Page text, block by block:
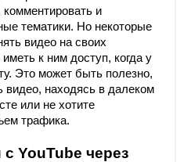
комментировать и
тематики. Но некоторые
видео на своих
к ним доступ, когда у
Это может быть полезно,
видео, находясь в далеком
или не хотите
трафика.
YouTube через